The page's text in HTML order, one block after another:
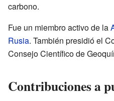
carbono.
Fue un miembro activo de la
Rusia. También presidió el
Consejo Científico de
Contribuciones a